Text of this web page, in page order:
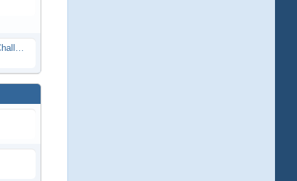
Race Night in Lauba (LRP Offroad Challenge und freie Klassen) 25/26.08